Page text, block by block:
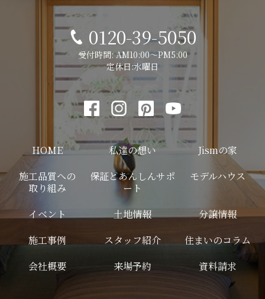
0120-39-5050
受付時間: AM10:00～PM5:00
定休日:水曜日
HOME 私達の想い
Jismの家
施工品質への
取り組み
保証とあんしんサポ
ート
モデルハウス
イベント 土地情報
分譲情報
施工事例
スタッフ紹介
住まいのコラム
会社概要
来場予約 資料請求